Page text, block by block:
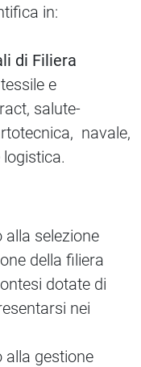
in:
di Filiera
e
salute-
navale,
selezione
della filiera
dotate di
nei
alla gestione